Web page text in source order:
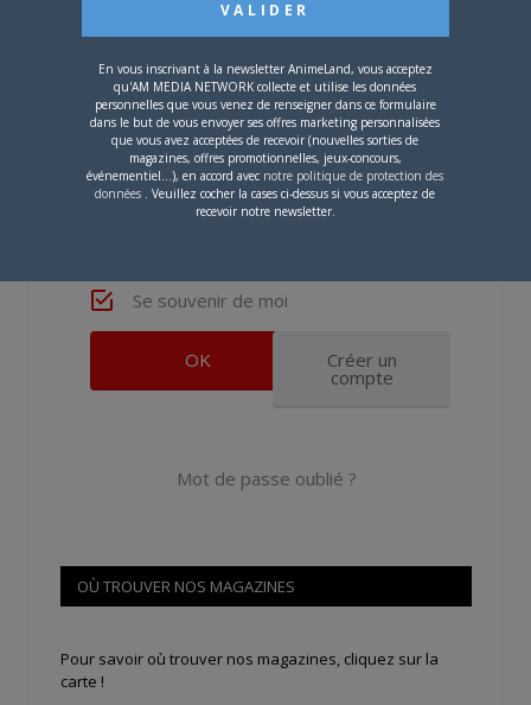
Nom d'utilisateur ou adresse e-mail
Mot de passe
Se souvenir de moi
Créer un
compte
Mot de passe oublié ?
OÙ TROUVER NOS MAGAZINES
Pour savoir où trouver nos magazines, cliquez sur la
carte !
En vous inscrivant à la newsletter AnimeLand, vous acceptez
qu'AM MEDIA NETWORK collecte et utilise les données
personnelles que vous venez de renseigner dans ce formulaire
dans le but de vous envoyer ses offres marketing personnalisées
que vous avez acceptées de recevoir (nouvelles sorties de
magazines, offres promotionnelles, jeux-concours,
événementiel...), en accord avec notre politique de protection des
données . Veuillez cocher la cases ci-dessus si vous acceptez de
recevoir notre newsletter.